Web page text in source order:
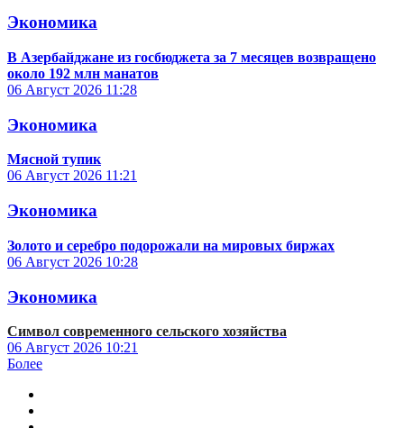
Экономика
В Азербайджане из госбюджета за 7 месяцев возвращено
около 192 млн манатов
06 Август 2026 11:28
Экономика
Мясной тупик
06 Август 2026 11:21
Экономика
Золото и серебро подорожали на мировых биржах
06 Август 2026 10:28
Экономика
Символ современного сельского хозяйства
06 Август 2026 10:21
Более